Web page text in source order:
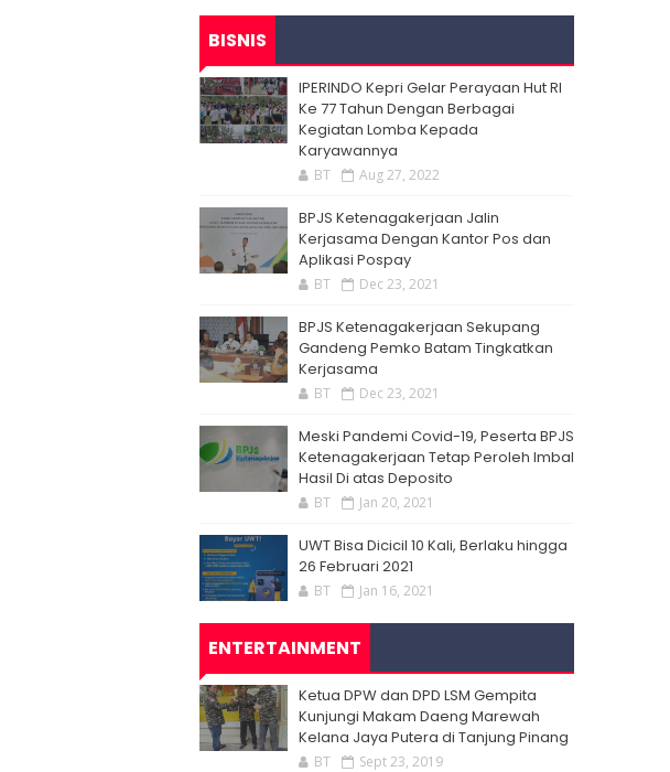
BISNIS
IPERINDO Kepri Gelar Perayaan Hut RI
Ke 77 Tahun Dengan Berbagai
Kegiatan Lomba Kepada
Karyawannya
BT Aug 27, 2022
BPJS Ketenagakerjaan Jalin
Kerjasama Dengan Kantor Pos dan
Aplikasi Pospay
BT Dec 23, 2021
BPJS Ketenagakerjaan Sekupang
Gandeng Pemko Batam Tingkatkan
Kerjasama
BT Dec 23, 2021
Meski Pandemi Covid-19, Peserta BPJS
Ketenagakerjaan Tetap Peroleh Imbal
Hasil Di atas Deposito
BT Jan 20, 2021
UWT Bisa Dicicil 10 Kali, Berlaku hingga
26 Februari 2021
BT Jan 16, 2021
ENTERTAINMENT
Ketua DPW dan DPD LSM Gempita
Kunjungi Makam Daeng Marewah
Kelana Jaya Putera di Tanjung Pinang
BT Sept 23, 2019